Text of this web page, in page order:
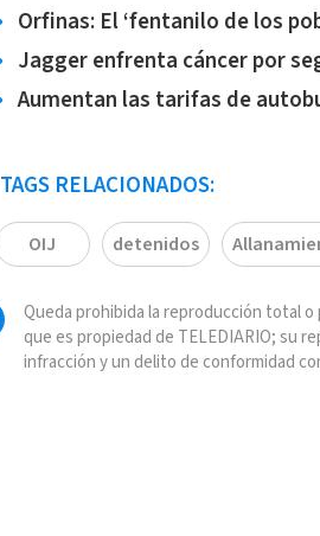
Orfinas: El ‘fentanilo de los
Jagger enfrenta cáncer por
Aumentan las tarifas de
TAGS RELACIONADOS:
OIJ detenidos
Queda prohibida la reproducción total
que es propiedad de TELEDIARIO; su
infracción y un delito de conformidad